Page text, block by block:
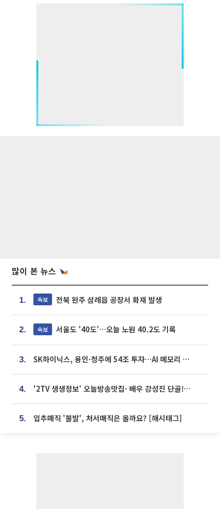
많이 본 뉴스
1. 속보 전북 완주 삼례읍 공장서 화재 발생
2. 속보 서울도 '40도'…오늘 노원 40.2도 기록
3. SK하이닉스, 용인·청주에 54조 투자…AI 메모리 생산기지 키운다
4. '2TV 생생정보' 오늘방송맛집- 배우 강성진 단골! 쌀국수ㆍ푸팟퐁 커리 맛집 '블○○○'
5. 입추매직 '불발', 처서매직은 올까요? [해시태그]